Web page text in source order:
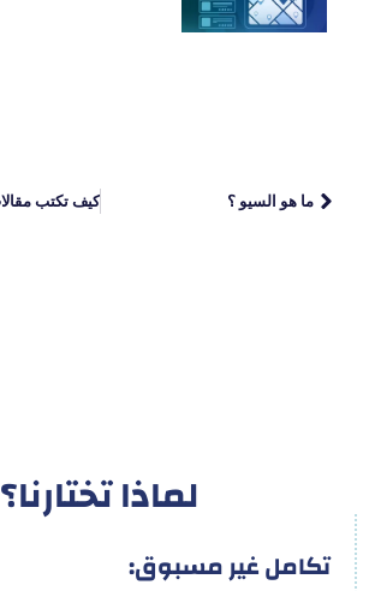
ما هو السيو ؟
لماذا تختارنا؟
تكامل غير مسبوق: